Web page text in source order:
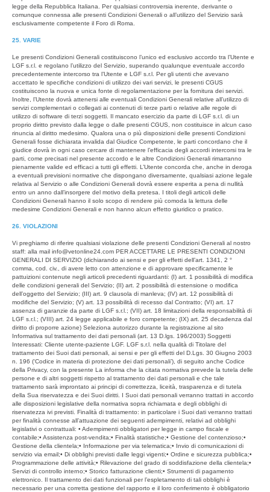
legge della Repubblica Italiana. Per qualsiasi controversia inerente, derivante o
comunque connessa alle presenti Condizioni Generali o all’utilizzo del Servizio sarà
esclusivamente competente il Foro di Roma.
25. VARIE
Le presenti Condizioni Generali costituiscono l’unico ed esclusivo accordo tra l’Utente e
LGF s.r.l. e regolano l’utilizzo del Servizio, superando qualunque eventuale accordo
precedentemente intercorso tra l’Utente e LGF s.r.l. Per gli utenti che avevano
accettato le specifiche condizioni di utilizzo dei vari servizi, le presenti CGUS
costituiscono la nuova e unica fonte di regolamentazione per la fornitura dei servizi.
Inoltre, l’Utente dovrà attenersi alle eventuali Condizioni Generali relative all’utilizzo di
servizi complementari o collegati ai contenuti di terze parti o relative alle regole di
utilizzo di software di terzi soggetti. Il mancato esercizio da parte di LGF s.r.l. di un
proprio diritto previsto dalla legge o dalle presenti CGUS, non costituisce in alcun caso
rinuncia al diritto medesimo. Qualora una o più disposizioni delle presenti Condizioni
Generali fosse dichiarata invalida dal Giudice Competente, le parti concordano che il
giudice dovrà in ogni caso cercare di mantenere l’efficacia degli accordi intercorsi tra le
parti, come precisati nel presente accordo e le altre Condizioni Generali rimarranno
pienamente valide ed efficaci a tutti gli effetti. L’Utente concorda che, anche in deroga
a eventuali previsioni normative che dispongano diversamente, qualsiasi azione legale
relativa al Servizio o alle Condizioni Generali dovrà essere esperita a pena di nullità
entro un anno dall’insorgere del motivo della pretesa. I titoli degli articoli delle
Condizioni Generali hanno il solo scopo di rendere più comoda la lettura delle
medesime Condizioni Generali e non hanno alcun effetto giuridico o pratico.
26. VIOLAZIONI
Vi preghiamo di riferire qualsiasi violazione delle presenti Condizioni Generali al nostro
staff: alla mail info@vetonline24.com PER ACCETTARE LE PRESENTI CONDIZIONI
GENERALI DI SERVIZIO (dichiarando ai sensi e per gli effetti dell’art. 1341, 2 °
comma, cod. civ., di avere letto con attenzione e di approvare specificamente le
pattuizioni contenute negli articoli precedenti riguardanti: (I) art. 1 possibilità di modifica
delle condizioni generali del Servizio; (II) art. 2 possibilità di estensione o modifica
dell’oggetto del Servizio; (III) art. 9 clausola di manleva; (IV) art. 12 possibilità di
modifiche del Servizio; (V) art. 13 possibilità di recesso dal Contratto; (VI) art. 17
assenza di garanzie da parte di LGF s.r.l.; (VII) art. 18 limitazioni della responsabilità di
LGF s.r.l.; (VIII) art. 24 legge applicabile e foro competente; (IX) art. 25 decadenza dal
diritto di proporre azione) Seleziona autorizzo durante la registrazione al sito
Informativa sul trattamento dei dati personali (art. 13 D.lgs. 196/2003) Soggetti
Interessati: Cliente utente-paziente LGF. LGF s.r.l. nella qualità di Titolare del
trattamento dei Suoi dati personali, ai sensi e per gli effetti del D.Lgs. 30 Giugno 2003
n. 196 (‘Codice in materia di protezione dei dati personali’), di seguito anche Codice
della Privacy, con la presente La informa che la citata normativa prevede la tutela delle
persone e di altri soggetti rispetto al trattamento dei dati personali e che tale
trattamento sarà improntato ai principi di correttezza, liceità, trasparenza e di tutela
della Sua riservatezza e dei Suoi diritti. I Suoi dati personali verranno trattati in accordo
alle disposizioni legislative della normativa sopra richiamata e degli obblighi di
riservatezza ivi previsti. Finalità di trattamento: in particolare i Suoi dati verranno trattati
per finalità connesse all’attuazione dei seguenti adempimenti, relativi ad obblighi
legislativi o contrattuali: • Adempimenti obbligatori per legge in campo fiscale e
contabile;• Assistenza post-vendita;• Finalità statistiche;• Gestione del contenzioso;•
Gestione della clientela;• Informazione per via telematica;• Invio di comunicazioni di
servizio via email;• Di obblighi previsti dalle leggi vigenti;• Ordine e sicurezza pubblica;•
Programmazione delle attività;• Rilevazione del grado di soddisfazione della clientela;•
Servizi di controllo interno;• Storico fatturazione clienti;• Strumenti di pagamento
elettronico. Il trattamento dei dati funzionali per l’espletamento di tali obblighi è
necessario per una corretta gestione del rapporto e il loro conferimento è obbligatorio